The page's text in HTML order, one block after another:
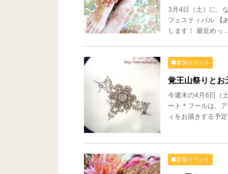
3月4日（土）に、
フェスティバル 【
します！ 最近めっ
■参加イベント
覚王山祭りとお
今週末の4月6日（
ート＊フールは、
ィをお描きする予
■参加イベント